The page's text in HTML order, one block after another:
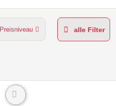
Preisniveau alle Filter